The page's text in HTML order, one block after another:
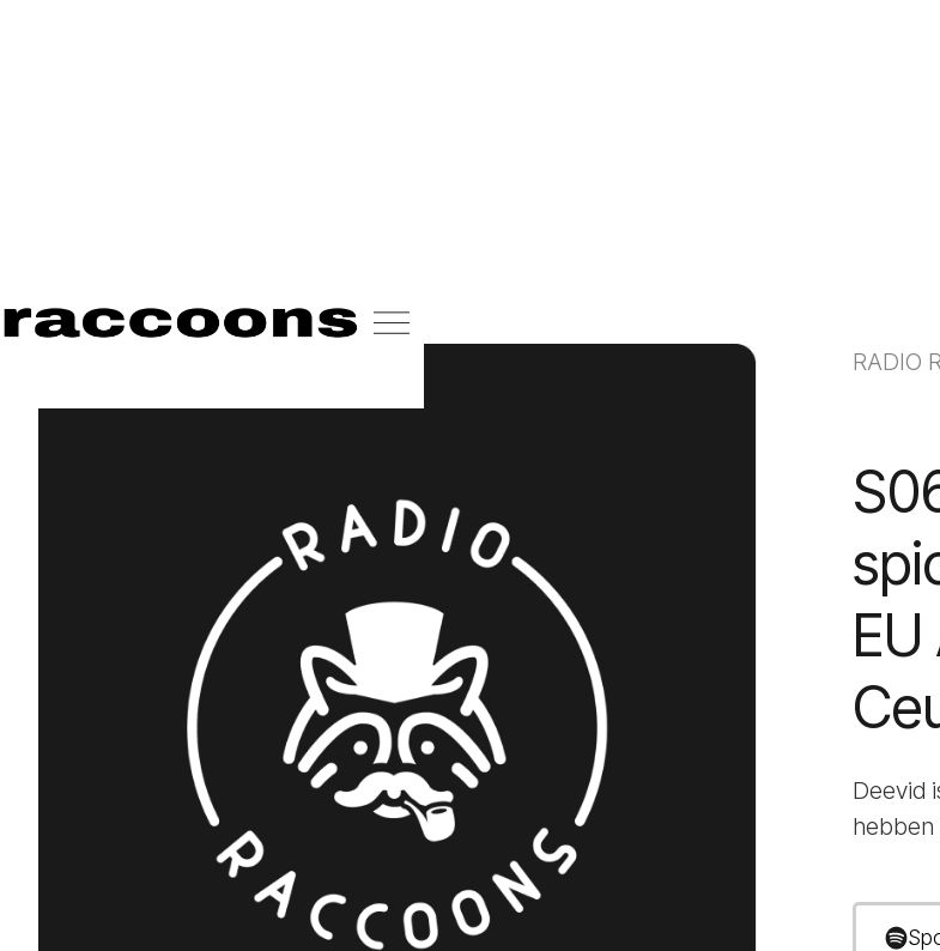
RADIO
Deevid
hebben